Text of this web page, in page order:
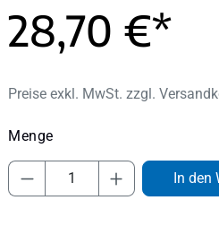
28,70 €*
Preise exkl. MwSt. zzgl.
Produkt Anzahl: Gib
In den